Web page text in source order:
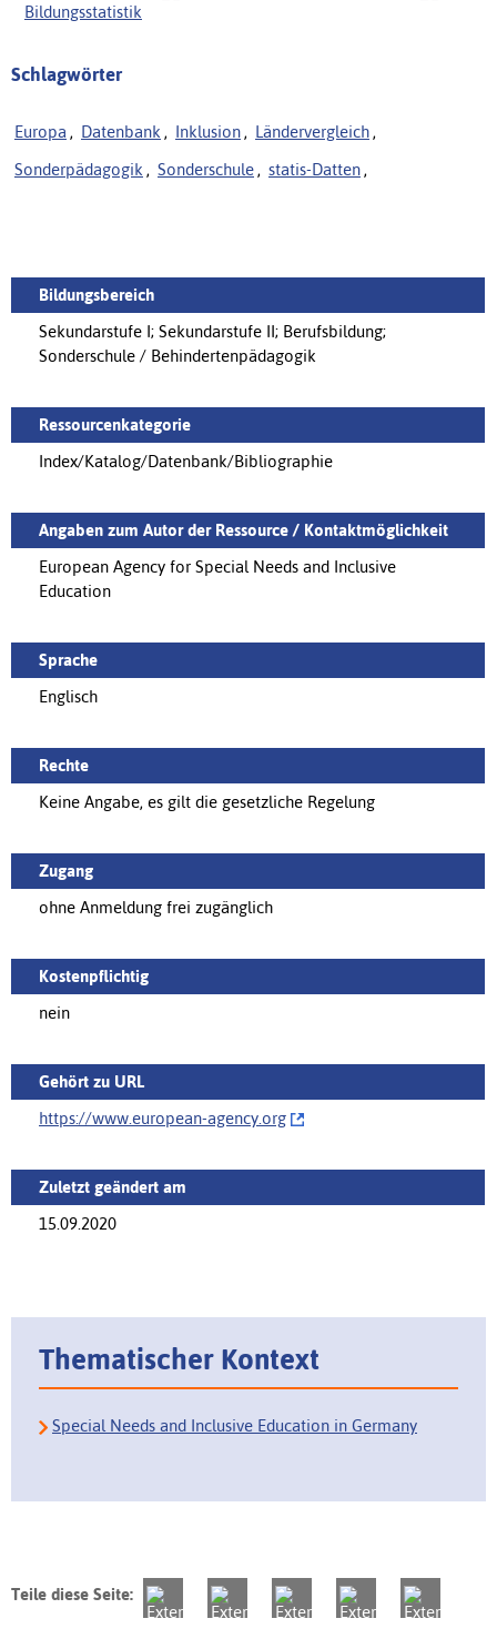
Bildungsstatistik
Schlagwörter
Europa , Datenbank , Inklusion , Ländervergleich ,
Sonderpädagogik , Sonderschule , statis-Datten ,
Bildungsbereich
Sekundarstufe I; Sekundarstufe II; Berufsbildung;
Sonderschule / Behindertenpädagogik
Ressourcenkategorie
Index/Katalog/Datenbank/Bibliographie
Angaben zum Autor der Ressource / Kontaktmöglichkeit
European Agency for Special Needs and Inclusive
Education
Sprache
Englisch
Rechte
Keine Angabe, es gilt die gesetzliche Regelung
Zugang
ohne Anmeldung frei zugänglich
Kostenpflichtig
nein
Gehört zu URL
https://‌www.european-agency.org
Zuletzt geändert am
15.09.2020
Thematischer Kontext
Special Needs and Inclusive Education in Germany
Teile diese Seite: